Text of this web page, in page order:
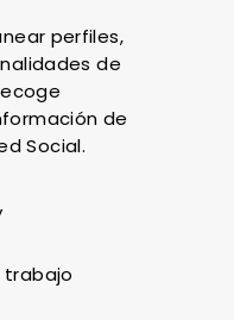
perfiles,
de
de
Social.
trabajo